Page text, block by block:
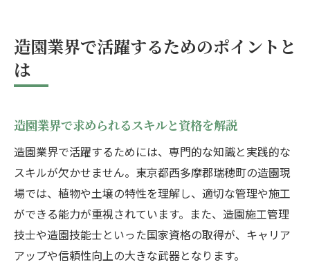
造園業界で活躍するためのポイントと
は
造園業界で求められるスキルと資格を解説
造園業界で活躍するためには、専門的な知識と実践的な
スキルが欠かせません。東京都西多摩郡瑞穂町の造園現
場では、植物や土壌の特性を理解し、適切な管理や施工
ができる能力が重視されています。また、造園施工管理
技士や造園技能士といった国家資格の取得が、キャリア
アップや信頼性向上の大きな武器となります。